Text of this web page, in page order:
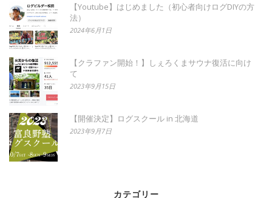
【Youtube】はじめました（初心者向けログDIYの方
法）
2024年6月1日
【クラファン開始！】しぇろくまサウナ復活に向け
て
2023年9月15日
【開催決定】ログスクール in 北海道
2023年9月7日
カテゴリー